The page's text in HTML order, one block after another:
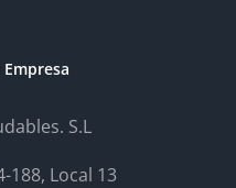
S.L
188, Local 13